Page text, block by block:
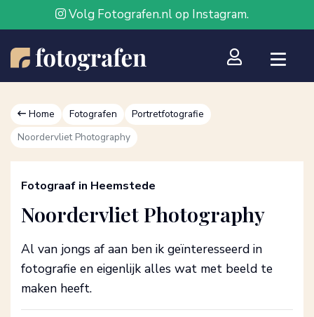
Volg Fotografen.nl op Instagram.
Home Fotografen
Portretfotografie
Noordervliet Photography
Fotograaf in Heemstede
Noordervliet Photography
Al van jongs af aan ben ik geïnteresseerd in
fotografie en eigenlijk alles wat met beeld te
maken heeft.